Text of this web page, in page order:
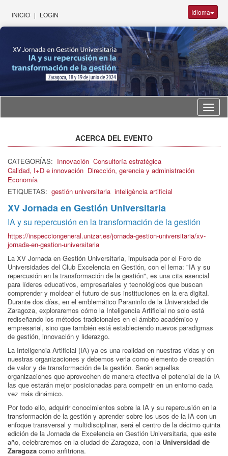
INICIO | LOGIN Idioma
Idioma
ACERCA DEL EVENTO
CATEGORÍAS: Innovación Consultoría estratégica
Calidad, I+D e innovación Dirección, gerencia y administración
Economía
ETIQUETAS: gestión universitaria inteligència artificial
XV Jornada en Gestión Universitaria
IA y su repercusión en la transformación de la gestión
https://inspecciongeneral.unizar.es/jornada-gestion-universitaria/xv-
jornada-en-gestion-universitaria
La XV Jornada en Gestión Universitaria, impulsada por el Foro de
Universidades del Club Excelencia en Gestión, con el lema: "IA y su
repercusión en la transformación de la gestión", es una cita esencial
para líderes educativos, empresariales y tecnológicos que buscan
comprender y moldear el futuro de sus instituciones en la era digital.
Durante dos días, en el emblemático Paraninfo de la Universidad de
Zaragoza, exploraremos cómo la Inteligencia Artificial no solo está
rediseñando los métodos tradicionales en el ámbito académico y
empresarial, sino que también está estableciendo nuevos paradigmas
de gestión, innovación y liderazgo.
La Inteligencia Artificial (IA) ya es una realidad en nuestras vidas y en
nuestras organizaciones y debemos verla como elemento de creación
de valor y de transformación de la gestión. Serán aquellas
organizaciones que aprovechen de manera efectiva el potencial de la IA
las que estarán mejor posicionadas para competir en un entorno cada
vez más dinámico.
Por todo ello, adquirir conocimientos sobre la IA y su repercusión en la
transformación de la gestión y aprender sobre los usos de la IA con un
enfoque transversal y multidisciplinar, será el centro de la décimo quinta
edición de la Jornada de Excelencia en Gestión Universitaria, que este
año, celebraremos en la ciudad de Zaragoza, con la Universidad de
Zaragoza como anfitriona.